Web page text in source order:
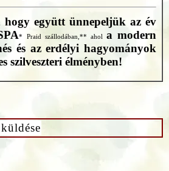
hogy együtt ünnepeljük az év
* Praid szállodában,** ahol a modern
és az erdélyi hagyományok
szilveszteri élményben!